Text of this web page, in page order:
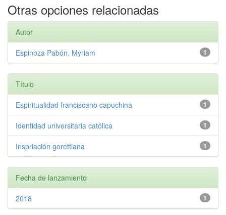
Otras opciones relacionadas
Autor
1
Espinoza Pabón, Myriam
Título
1
Espiritualidad franciscano capuchina
1
Identidad universitaria católica
1
Inspriación gorettiana
Fecha de lanzamiento
1
2018